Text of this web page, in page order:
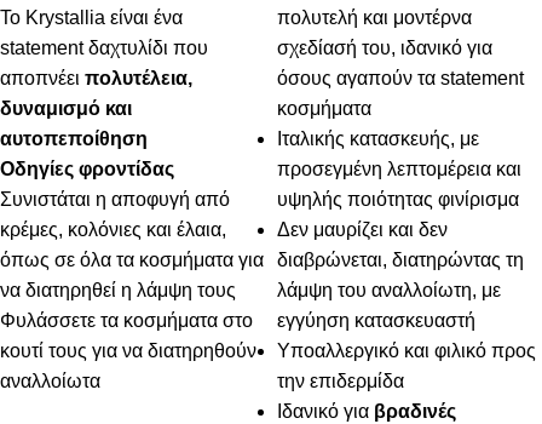
Το Krystallia είναι ένα
statement δαχτυλίδι που
αποπνέει πολυτέλεια,
δυναμισμό και
αυτοπεποίθηση
Οδηγίες φροντίδας
Συνιστάται η αποφυγή από
κρέμες, κολόνιες και έλαια,
όπως σε όλα τα κοσμήματα για
να διατηρηθεί η λάμψη τους
Φυλάσσετε τα κοσμήματα στο
κουτί τους για να διατηρηθούν
αναλλοίωτα
πολυτελή και μοντέρνα
σχεδίασή του, ιδανικό για
όσους αγαπούν τα statement
κοσμήματα
Ιταλικής κατασκευής, με
προσεγμένη λεπτομέρεια και
υψηλής ποιότητας φινίρισμα
Δεν μαυρίζει και δεν
διαβρώνεται, διατηρώντας τη
λάμψη του αναλλοίωτη, με
εγγύηση κατασκευαστή
Υποαλλεργικό και φιλικό προς
την επιδερμίδα
Ιδανικό για βραδινές